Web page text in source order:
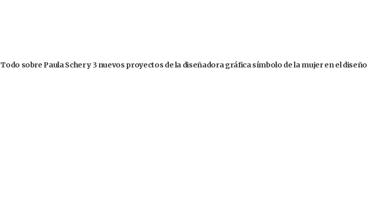
Todo sobre Paula Scher y 3 nuevos proyectos de la diseñadora gráfica símbolo de la mujer en el diseño